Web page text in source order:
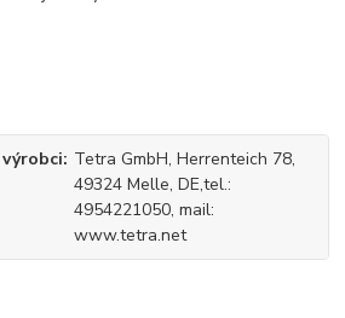
Tetra GmbH, Herrenteich 78,
49324 Melle, DE,tel.:
4954221050, mail:
www.tetra.net